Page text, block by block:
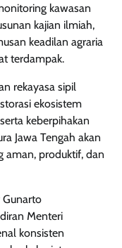
kawasan
kajian ilmiah,
keadilan agraria
terdampak.
rekayasa sipil
ekosistem
keberpihakan
Jawa Tengah akan
aman, produktif, dan
Gunarto
Menteri
konsisten